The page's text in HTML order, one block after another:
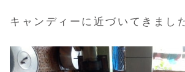
キャンディーに近づいてきまし